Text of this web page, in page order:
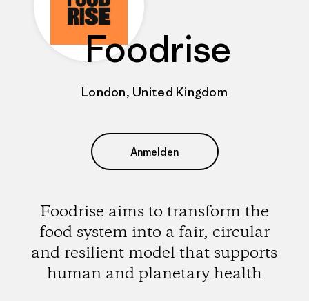
Foodrise
London, United Kingdom
Anmelden
Foodrise aims to transform the
food system into a fair, circular
and resilient model that supports
human and planetary health